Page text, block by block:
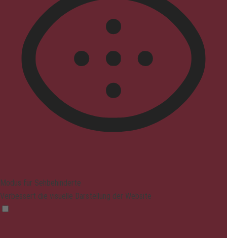
Modus für Sehbehinderte
Verbessert die visuelle Darstellung der Website